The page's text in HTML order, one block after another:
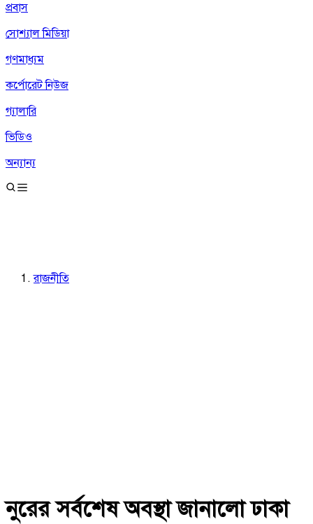
প্রবাস
সোশ্যাল মিডিয়া
গণমাধ্যম
কর্পোরেট নিউজ
গ্যালারি
ভিডিও
অন্যান্য
রাজনীতি
নুরের সর্বশেষ অবস্থা জানালো ঢাকা